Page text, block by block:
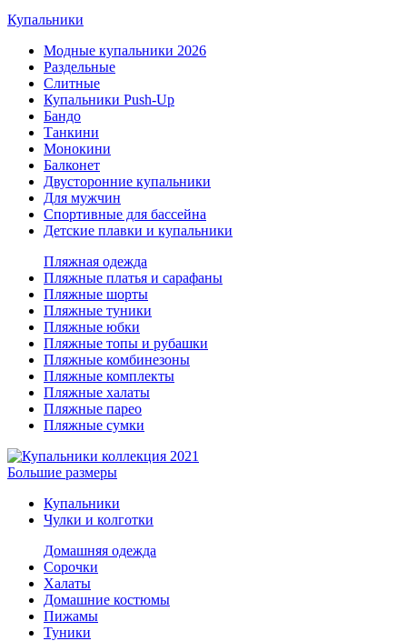
Купальники
Модные купальники 2026
Раздельные
Слитные
Купальники Push-Up
Бандо
Танкини
Монокини
Балконет
Двусторонние купальники
Для мужчин
Спортивные для бассейна
Детские плавки и купальники
Пляжная одежда
Пляжные платья и сарафаны
Пляжные шорты
Пляжные туники
Пляжные юбки
Пляжные топы и рубашки
Пляжные комбинезоны
Пляжные комплекты
Пляжные халаты
Пляжные парео
Пляжные сумки
Большие размеры
Купальники
Чулки и колготки
Домашняя одежда
Сорочки
Халаты
Домашние костюмы
Пижамы
Туники